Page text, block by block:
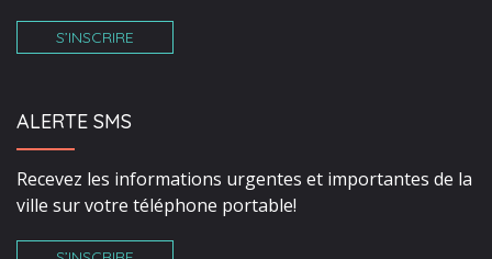
S’INSCRIRE
ALERTE SMS
Recevez les informations urgentes et importantes de la
ville sur votre téléphone portable!